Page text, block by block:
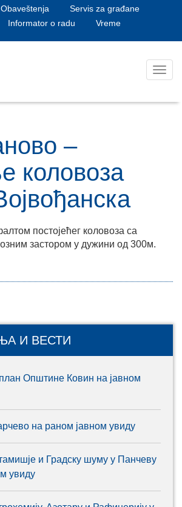
Obaveštenja
Servis za građane
Informator o radu Vreme
–
коловоза
постојећег коловоза са
застором у дужини од 300м.
И ВЕСТИ
Општине Ковин на јавном
на раном јавном увиду
и Градску шуму у Панчеву
увиду